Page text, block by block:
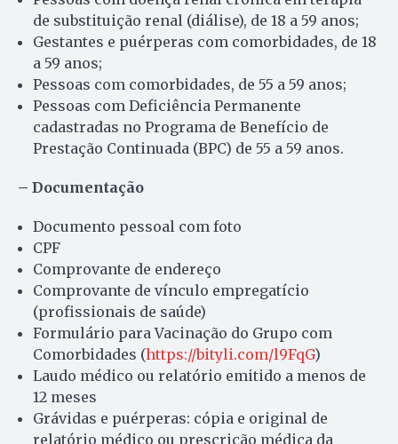
de substituição renal (diálise), de 18 a 59 anos;
Gestantes e puérperas com comorbidades, de 18
a 59 anos;
Pessoas com comorbidades, de 55 a 59 anos;
Pessoas com Deficiência Permanente
cadastradas no Programa de Benefício de
Prestação Continuada (BPC) de 55 a 59 anos.
– Documentação
Documento pessoal com foto
CPF
Comprovante de endereço
Comprovante de vínculo empregatício
(profissionais de saúde)
Formulário para Vacinação do Grupo com
Comorbidades (https://bityli.com/l9FqG)
Laudo médico ou relatório emitido a menos de
12 meses
Grávidas e puérperas: cópia e original de
relatório médico ou prescrição médica da